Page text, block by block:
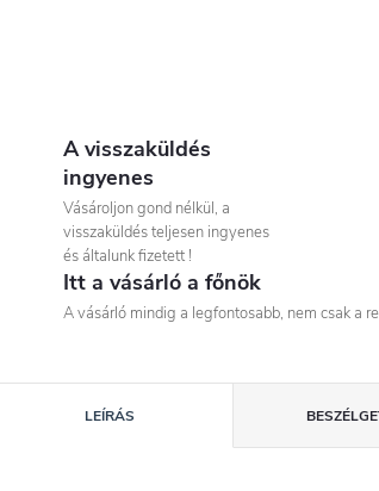
A visszaküldés
ingyenes
Vásároljon gond nélkül, a
visszaküldés teljesen ingyenes
és általunk fizetett !
Itt a vásárló a főnök
A vásárló mindig a legfontosabb, nem csak a
LEÍRÁS